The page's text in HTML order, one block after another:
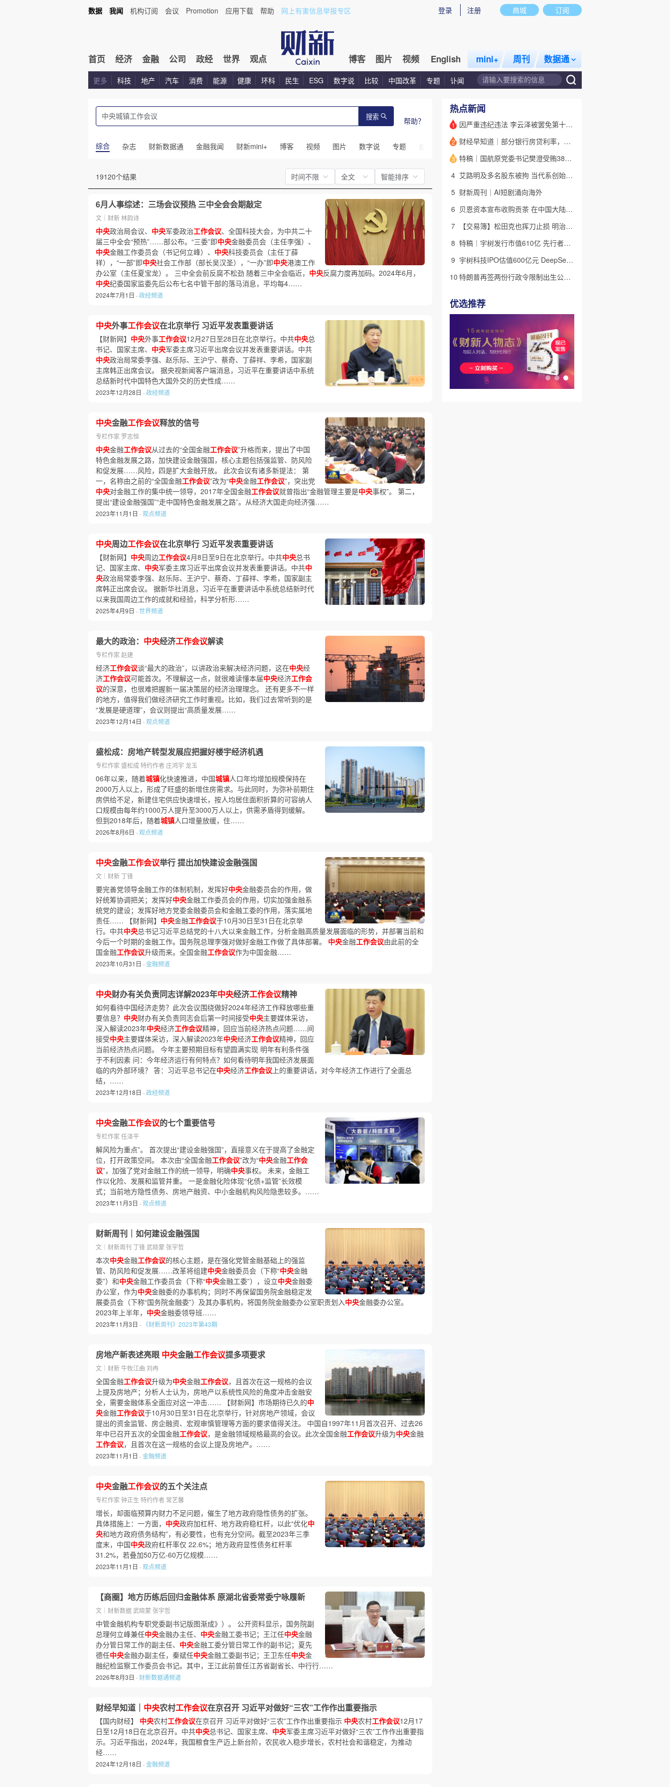
商城 订阅
登录 注册
数据 我闻 机构订阅 会议 Promotion 应用下载 帮助 网上有害信息举报专区
首页 经济 金融 公司 政经 世界 观点 博客 图片 视频 English mini+ 周刊 数据通
更多 科技 地产 汽车 消费 能源 健康 环科 民生 ESG 数字说 比较 中国改革 专题 讣闻
搜索 帮助？
综合 杂志 财新数据通 金融我闻 财新mini+ 博客 视频 图片 数字说 专题 会议 话题 特别呈现 私房课
19120个结果 时间不限 全文 智能排序
6月人事综述：三场会议预热 三中全会会期敲定
文｜财新 林韵诗
中央政治局会议、 中央军委政治工作会议、全国科技大会，为中共二十
届三中全会“预热”……部公布。“三委”即中央金融委员会（主任李强）、
中央金融工作委员会（书记何立峰）、 中央科技委员会（主任丁薛
祥），“一部”即中央社会工作部（部长吴汉圣），“一办”即中央港澳工作
办公室（主任夏宝龙）。 三中全会前反腐不松劲 随着三中全会临近， 中央反腐力度再加码。2024年6月，
中央纪委国家监委先后公布七名中管干部的落马消息，平均每4……
2024年7月1日 ·政经频道
中央外事工作会议在北京举行 习近平发表重要讲话
【财新网】 中央外事工作会议12月27日至28日在北京举行。中共中央总
书记、国家主席、 中央军委主席习近平出席会议并发表重要讲话。中共
中央政治局常委李强、赵乐际、王沪宁、蔡奇、丁薛祥、李希，国家副
主席韩正出席会议。 据央视新闻客户端消息，习近平在重要讲话中系统
总结新时代中国特色大国外交的历史性成……
2023年12月28日 ·政经频道
中央金融工作会议释放的信号
专栏作家 罗志恒
中央金融工作会议从过去的“全国金融工作会议”升格而来，提出了中国
特色金融发展之路，加快建设金融强国，核心主题包括强监管、防风险
和促发展……风险，四是扩大金融开放。 此次会议有诸多新提法： 第
一，名称由之前的“全国金融工作会议”改为“中央金融工作会议”，突出党
中央对金融工作的集中统一领导，2017年全国金融工作会议就曾指出“金融管理主要是中央事权”。 第二，
提出“建设金融强国”“走中国特色金融发展之路”。从经济大国走向经济强……
2023年11月1日 ·观点频道
中央周边工作会议在北京举行 习近平发表重要讲话
【财新网】 中央周边工作会议4月8日至9日在北京举行。中共中央总书
记、国家主席、 中央军委主席习近平出席会议并发表重要讲话。中共中
央政治局常委李强、赵乐际、王沪宁、蔡奇、丁薛祥、李希，国家副主
席韩正出席会议。 据新华社消息，习近平在重要讲话中系统总结新时代
以来我国周边工作的成就和经验，科学分析形……
2025年4月9日 ·世界频道
最大的政治： 中央经济工作会议解读
专栏作家 赵建
经济工作会议谈“最大的政治”，以讲政治来解决经济问题，这在中央经
济工作会议可能首次。不理解这一点，就很难读懂本届中央经济工作会
议的深意，也很难把握新一届决策层的经济治理理念。 还有更多不一样
的地方，值得我们做经济研究工作时重视。比如，我们过去常听到的是
“发展是硬道理”，会议则提出“高质量发展……
2023年12月14日 ·观点频道
盛松成：房地产转型发展应把握好楼宇经济机遇
专栏作家 盛松成 特约作者 庄鸿宇 龙玉
06年以来，随着城镇化快速推进，中国城镇人口年均增加规模保持在
2000万人以上，形成了旺盛的新增住房需求。与此同时，为弥补前期住
房供给不足，新建住宅供应快速增长，按人均居住面积折算的可容纳人
口规模由每年约1000万人提升至3000万人以上，供需矛盾得到缓解。
但到2018年后，随着城镇人口增量放缓，住……
2026年8月6日 ·观点频道
中央金融工作会议举行 提出加快建设金融强国
文｜财新 丁锋
要完善党领导金融工作的体制机制，发挥好中央金融委员会的作用，做
好统筹协调把关；发挥好中央金融工作委员会的作用，切实加强金融系
统党的建设；发挥好地方党委金融委员会和金融工委的作用，落实属地
责任…… 【财新网】 中央金融工作会议于10月30日至31日在北京举
行。中共中央总书记习近平总结党的十八大以来金融工作，分析金融高质量发展面临的形势，并部署当前和
今后一个时期的金融工作。国务院总理李强对做好金融工作做了具体部署。 中央金融工作会议由此前的全
国金融工作会议升级而来。全国金融工作会议作为中国金融……
2023年10月31日 ·金融频道
中央财办有关负责同志详解2023年中央经济工作会议精神
如何看待中国经济走势？此次会议围绕做好2024年经济工作释放哪些重
要信息？ 中央财办有关负责同志会后第一时间接受中央主要媒体采访，
深入解读2023年中央经济工作会议精神，回应当前经济热点问题……间
接受中央主要媒体采访，深入解读2023年中央经济工作会议精神，回应
当前经济热点问题。 今年主要预期目标有望圆满实现 明年有利条件强
于不利因素 问：今年经济运行有何特点？如何看待明年我国经济发展面
临的内外部环境？ 答：习近平总书记在中央经济工作会议 上的重要讲话，对今年经济工作进行了全面总
结，……
2023年12月18日 ·政经频道
中央金融工作会议的七个重要信号
专栏作家 任泽平
解风险为重点”。 首次提出“建设金融强国”，直接意义在于提高了金融定
位，打开政策空间。 本次由“全国金融工作会议”改为“中央金融工作会
议”，加强了党对金融工作的统一领导，明确中央事权。 未来，金融工
作以化险、发展和监管并重。 一是金融化险体现“化债+监管”长效模
式；当前地方隐性债务、房地产融资、中小金融机构风险隐患较多。……
2023年11月3日 ·观点频道
财新周刊｜如何建设金融强国
文｜财新周刊 丁锋 武晓蒙 张宇哲
本次中央金融工作会议的核心主题，是在强化党管金融基础上的强监
管、防风险和促发展……改革将组建中央金融委员会（下称“中央金融
委”）和中央金融工作委员会（下称“中央金融工委”），设立中央金融委
办公室，作为中央金融委的办事机构；同时不再保留国务院金融稳定发
展委员会（下称“国务院金融委”）及其办事机构，将国务院金融委办公室职责划入中央金融委办公室。
2023年上半年， 中央金融委领导班……
2023年11月3日 · 《财新周刊》2023年第43期
房地产新表述亮眼 中央金融工作会议提多项要求
文｜财新 牛牧江曲 刘冉
全国金融工作会议升级为中央金融工作会议，且首次在这一规格的会议
上提及房地产；分析人士认为，房地产以系统性风险的角度冲击金融安
全，需要金融体系全面应对这一冲击…… 【财新网】市场期待已久的中
央金融工作会议于10月30日至31日在北京举行，针对房地产领域，会议
提出的资金监管、房企融资、宏观审慎管理等方面的要求值得关注。 中国自1997年11月首次召开、过去26
年中已召开五次的全国金融工作会议，是金融领域规格最高的会议。此次全国金融工作会议升级为中央金融
工作会议，且首次在这一规格的会议上提及房地产。……
2023年11月1日 ·金融频道
中央金融工作会议的五个关注点
专栏作家 钟正生 特约作者 常艺馨
增长，却面临预算内财力不足问题，催生了地方政府隐性债务的扩张。
具体措施上：一方面， 中央政府加杠杆、地方政府稳杠杆，以此“优化中
央和地方政府债务结构”，有必要性，也有充分空间。截至2023年三季
度末，中国中央政府杠杆率仅 22.6%；地方政府显性债务杠杆率
31.2%，若叠加50万亿-60万亿规模……
2023年11月1日 ·观点频道
【商圈】地方历练后回归金融体系 原湖北省委常委宁咏履新
文｜财新数据 武晓蒙 张宇哲
中管金融机构专职党委副书记版图渐成》）。 公开资料显示，国务院副
总理何立峰兼任中央金融办主任、 中央金融工委书记；王江任中央金融
办分管日常工作的副主任、 中央金融工委分管日常工作的副书记；夏先
德任中央金融办副主任，秦斌任中央金融工委副书记；王卫东任中央金
融纪检监察工作委员会书记。其中，王江此前曾任江苏省副省长、中行行……
2026年8月3日 · 财新数据通频道
财经早知道｜ 中央农村工作会议在京召开 习近平对做好“三农”工作作出重要指示
【国内财经】 中央农村工作会议在京召开 习近平对做好“三农”工作作出重要指示 中央农村工作会议12月17
日至12月18日在北京召开。中共中央总书记、国家主席、 中央军委主席习近平对做好“三农”工作作出重要指
示。习近平指出，2024年，我国粮食生产迈上新台阶，农民收入稳步增长，农村社会和谐稳定，为推动
经……
2024年12月18日 ·金融频道
热点新闻
1 因严重违纪违法 李云泽被罢免第十四届全国人大代表职务
2 财经早知道｜部分银行房贷利率，降至“2字头
3
特稿｜国航原党委书记樊澄受贿3847万元二审待宣判 否认大多数指控
4
艾路明及多名股东被拘 当代系创始人因何此时被清算
5 财新周刊｜AI短剧涌向海外
6
贝恩资本宣布收购贡茶 在中国大陆无法注册商标后退出市场
7
【交易簿】松田克也挥刀止损 明治折戟中国乳业
8
特稿｜宇树发行市值610亿 先行者的加速和考验
9
宇树科技IPO估值600亿元 DeepSeek参与战略配售
10
特朗普再签两份行政令限制出生公民权 意图打击生育旅游产业(含视频)
优选推荐